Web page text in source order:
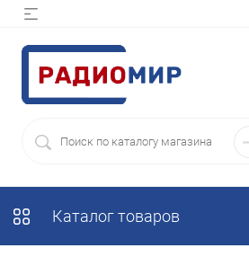
Каталог товаров